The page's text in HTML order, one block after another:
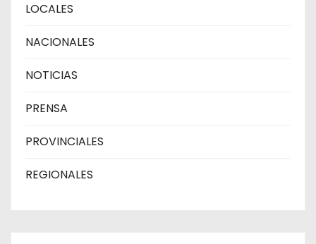
LOCALES
NACIONALES
NOTICIAS
PRENSA
PROVINCIALES
REGIONALES